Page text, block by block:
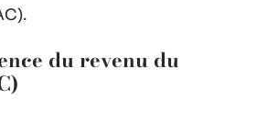
du revenu du